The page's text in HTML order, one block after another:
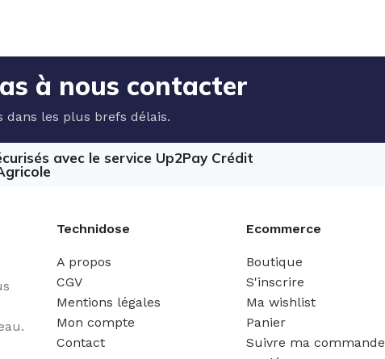
à nous contacter
dans les plus brefs délais.
avec le service Up2Pay Crédit
Technidose
A propos
CGV
Mentions légales
Mon compte
Contact
Ecommerce
Boutique
S'inscrire
Ma wishlist
Panier
Suivre ma commande